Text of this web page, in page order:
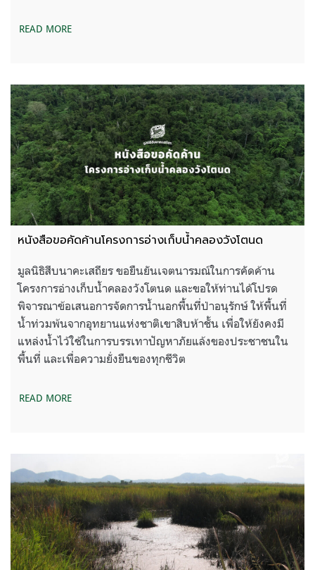
READ MORE
หนังสือขอคัดค้านโครงการอ่างเก็บน้ำคลองวังโตนด
มูลนิธิสีบนาคะเสถียร ขอยืนยันเจตนารมณ์ในการคัดค้าน
โครงการอ่างเก็บน้ำคลองวังโตนด และขอให้ท่านได้โปรด
พิจารณาข้อเสนอการจัดการน้ำนอกพื้นที่ป่าอนุรักษ์ ให้พื้นที่
น้ำท่วมพ้นจากอุทยานแห่งชาติเขาสิบห้าชั้น เพื่อให้ยังคงมี
แหล่งน้ำไว้ใช้ในการบรรเทาปัญหาภัยแล้งของประชาชนใน
พื้นที่ และเพื่อความยั่งยืนของทุกชีวิต
READ MORE